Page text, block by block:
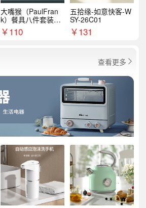
大嘴猴（PaulFran
k）餐具八件套装HC
T6007
￥110
五拾缘-如意快客-W
SY-26C01
￥131
查看更多 